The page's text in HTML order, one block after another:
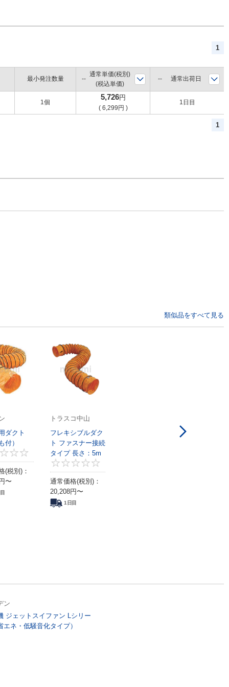
1
最小発注数量
1個
通常単価(税別)
(税込単価)
通常出荷日
5,726円
( 6,299円 )
1日目
1
類似品をすべて見る
0
ダクト
付）
0
(税別)：
〜
トラスコ中山
フレキシブルダク
ト ファスナー接続
タイプ 長さ：5m
通常価格(税別)：
20,208円〜
1日目
ン
ジェットスイファン Lシリー
エネ・低騒音化タイプ）